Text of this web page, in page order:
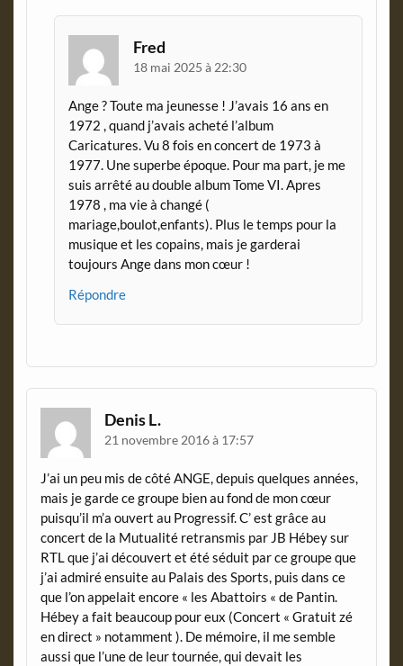
Fred
18 mai 2025 à 22:30
Ange ? Toute ma jeunesse ! J’avais 16 ans en
1972 , quand j’avais acheté l’album
Caricatures. Vu 8 fois en concert de 1973 à
1977. Une superbe époque. Pour ma part, je me
suis arrêté au double album Tome VI. Apres
1978 , ma vie à changé (
mariage,boulot,enfants). Plus le temps pour la
musique et les copains, mais je garderai
toujours Ange dans mon cœur !
Répondre
Denis L.
21 novembre 2016 à 17:57
J’ai un peu mis de côté ANGE, depuis quelques années,
mais je garde ce groupe bien au fond de mon cœur
puisqu’il m’a ouvert au Progressif. C’ est grâce au
concert de la Mutualité retransmis par JB Hébey sur
RTL que j’ai découvert et été séduit par ce groupe que
j’ai admiré ensuite au Palais des Sports, puis dans ce
que l’on appelait encore « les Abattoirs « de Pantin.
Hébey a fait beaucoup pour eux (Concert « Gratuit zé
en direct » notamment ). De mémoire, il me semble
aussi que l’une de leur tournée, qui devait les